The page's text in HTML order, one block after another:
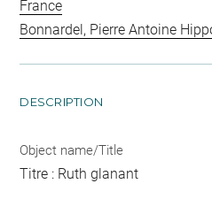
France
Bonnardel, Pierre Antoine
DESCRIPTION
Object name/Title
Titre : Ruth glanant